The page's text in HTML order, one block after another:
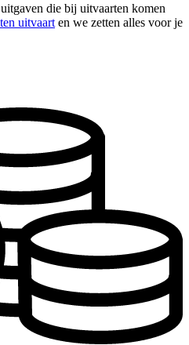
die bij uitvaarten komen
uitvaart en we zetten alles voor je